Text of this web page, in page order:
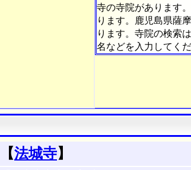
寺の寺院があります
ります。鹿児島県薩
ります。寺院の検索
名などを入力してくだ
【法城寺】